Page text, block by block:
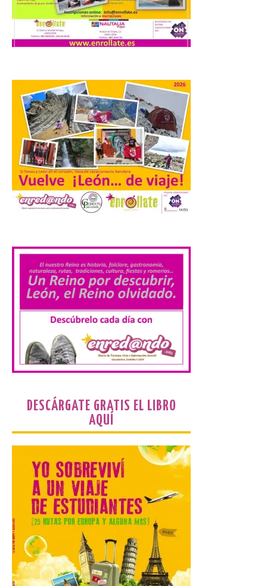
Nueva edición de León
de…viaje. Una iniciativa
organizado por la sección
juvenil de la Asociación
jóvenes “Enredando.info”. Pilar Aller Aller
nos envía la décimo […]
Los minerales y sus usos
más comunes centran la
nueva exposición del
Museo de la Siderurgia y
la Minería de Sabero
8 Ago 2026
La exposición que se
inaugurará el sábado día 8
de agosto a las doce y
media de la mañana,
durante la ‘Feria de
minerales, rocas y fósiles de Castilla y
mes de noviembre, con […]
La Bañeza inicia sus
fiestas con el pregón a
Matilla
El Ayuntamiento de La
Bañeza designa a Arturo
Martínez Matilla como
pregonero de las Fiestas
2026. Tendrá lugar este
sábado 8 de agosto a las 21,00 horas en el
teatro municipal de La Bañeza. El
comunicador astorgano Arturo Martínez
Matilla, […]
DESCÁRGATE GRATIS EL LIBRO
AQUÍ